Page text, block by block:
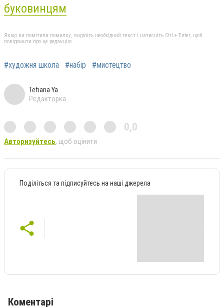
буковинцям
Якщо ви помітили помилку, виділіть необхідний текст і натисніть Ctrl + Enter, щоб
повідомити про це редакцію
#художня школа #набір #мистецтво
Tetiana Ya
Редакторка
0,0
Авторизуйтесь, щоб оцінити
Поділіться та підписуйтесь на наші джерела
Коментарі